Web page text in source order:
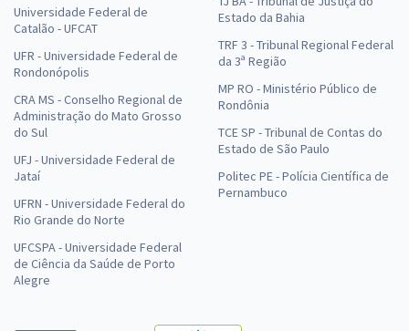
Universidade Federal de
Catalão - UFCAT
UFR - Universidade Federal de
Rondonópolis
CRA MS - Conselho Regional de
Administração do Mato Grosso
do Sul
UFJ - Universidade Federal de
Jataí
UFRN - Universidade Federal do
Rio Grande do Norte
UFCSPA - Universidade Federal
de Ciência da Saúde de Porto
Alegre
Estado da Bahia
TRF 3 - Tribunal Regional Federal
da 3ª Região
MP RO - Ministério Público de
Rondônia
TCE SP - Tribunal de Contas do
Estado de São Paulo
Politec PE - Polícia Científica de
Pernambuco